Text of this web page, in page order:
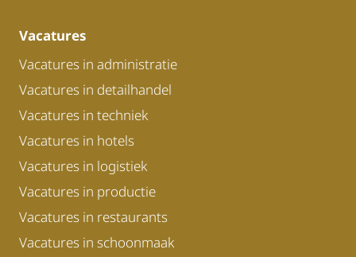
Vacatures
Vacatures in administratie
Vacatures in detailhandel
Vacatures in techniek
Vacatures in hotels
Vacatures in logistiek
Vacatures in productie
Vacatures in restaurants
Vacatures in schoonmaak